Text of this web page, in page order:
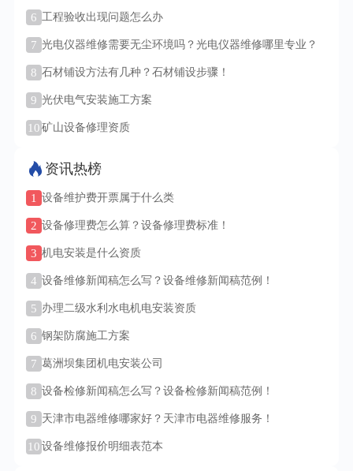
6 工程验收出现问题怎么办
7 光电仪器维修需要无尘环境吗？光电仪器维修哪里专业？
8 石材铺设方法有几种？石材铺设步骤！
9 光伏电气安装施工方案
10 矿山设备修理资质
资讯热榜
1 设备维护费开票属于什么类
2 设备修理费怎么算？设备修理费标准！
3 机电安装是什么资质
4 设备维修新闻稿怎么写？设备维修新闻稿范例！
5 办理二级水利水电机电安装资质
6 钢架防腐施工方案
7 葛洲坝集团机电安装公司
8 设备检修新闻稿怎么写？设备检修新闻稿范例！
9 天津市电器维修哪家好？天津市电器维修服务！
10 设备维修报价明细表范本